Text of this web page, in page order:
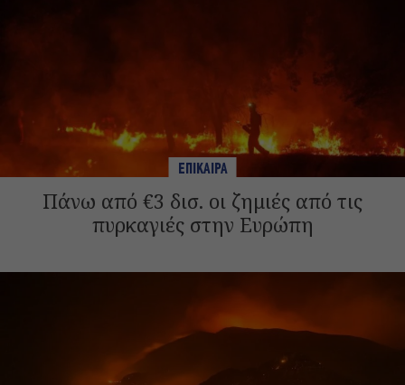
ΕΠΙΚΑΙΡΑ
Πάνω από €3 δισ. οι ζημιές από τις
πυρκαγιές στην Ευρώπη